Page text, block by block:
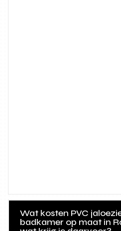
Wat kosten PVC
badkamer op maat in